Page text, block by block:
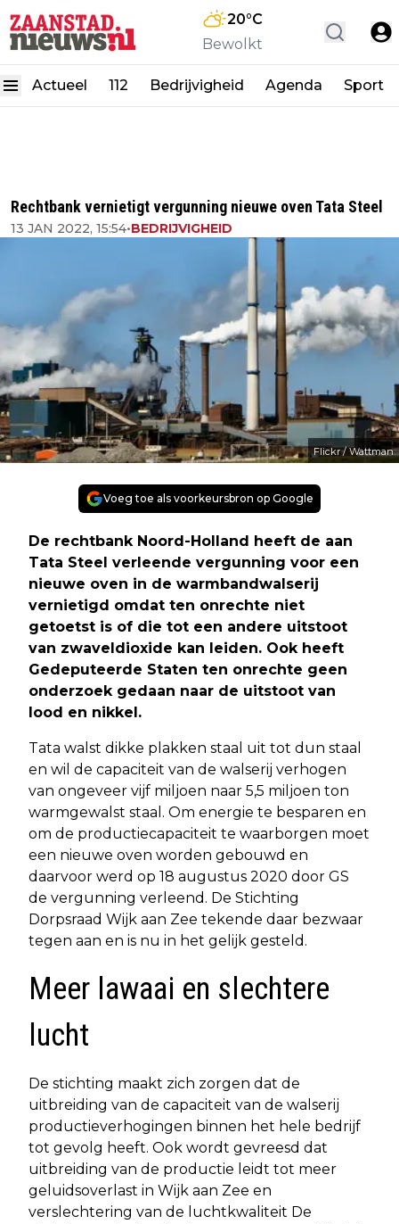
20°C
Bewolkt
Actueel 112 Bedrijvigheid Agenda Sport
Rechtbank vernietigt vergunning nieuwe oven Tata Steel
13 JAN 2022, 15:54•BEDRIJVIGHEID
Flickr / Wattman
Voeg toe als voorkeursbron op Google
De rechtbank Noord-Holland heeft de aan
Tata Steel verleende vergunning voor een
nieuwe oven in de warmbandwalserij
vernietigd omdat ten onrechte niet
getoetst is of die tot een andere uitstoot
van zwaveldioxide kan leiden. Ook heeft
Gedeputeerde Staten ten onrechte geen
onderzoek gedaan naar de uitstoot van
lood en nikkel.
Tata walst dikke plakken staal uit tot dun staal
en wil de capaciteit van de walserij verhogen
van ongeveer vijf miljoen naar 5,5 miljoen ton
warmgewalst staal. Om energie te besparen en
om de productiecapaciteit te waarborgen moet
een nieuwe oven worden gebouwd en
daarvoor werd op 18 augustus 2020 door GS
de vergunning verleend. De Stichting
Dorpsraad Wijk aan Zee tekende daar bezwaar
tegen aan en is nu in het gelijk gesteld.
Meer lawaai en slechtere
lucht
De stichting maakt zich zorgen dat de
uitbreiding van de capaciteit van de walserij
productieverhogingen binnen het hele bedrijf
tot gevolg heeft. Ook wordt gevreesd dat
uitbreiding van de productie leidt tot meer
geluidsoverlast in Wijk aan Zee en
verslechtering van de luchtkwaliteit De